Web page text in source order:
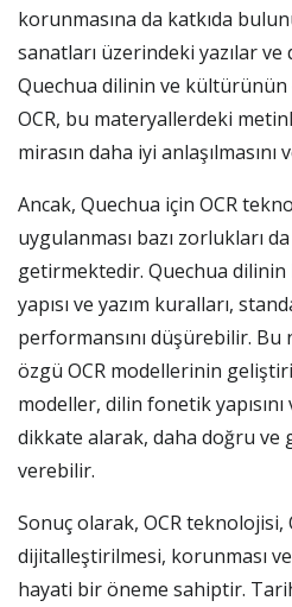
korunmasına da katkıda
sanatları üzerindeki yazılar
Quechua dilinin ve kültürünün
OCR, bu materyallerdeki
mirasın daha iyi anlaşılmasını
Ancak, Quechua için OCR
uygulanması bazı zorlukları
getirmektedir. Quechua
yapısı ve yazım kuralları,
performansını düşürebilir. Bu
özgü OCR modellerinin
modeller, dilin fonetik yapısını
dikkate alarak, daha doğru ve
verebilir.
Sonuç olarak, OCR teknolojisi,
dijitalleştirilmesi, korunması ve
hayati bir öneme sahiptir.